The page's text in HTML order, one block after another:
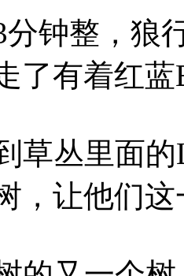
钟整，狼
了有着红
草丛里面的
，让他们